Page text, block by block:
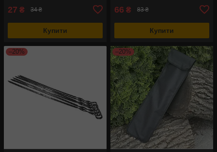
27 ₴ 34 ₴
Купити
66 ₴ 83 ₴
Купити
–20% –20%